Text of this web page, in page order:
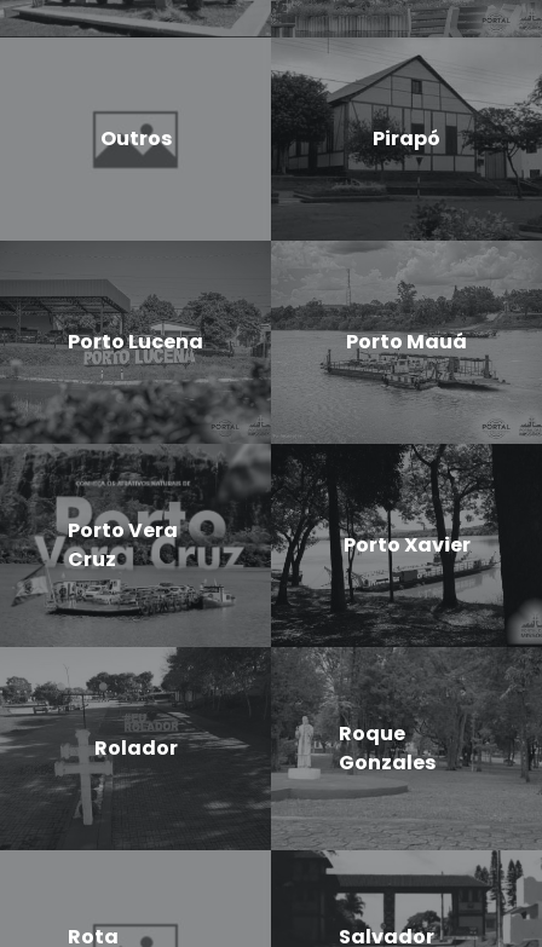
Outros Pirapó
Porto Lucena Porto Mauá
Porto Vera
Cruz
Porto Xavier
Rolador
Roque
Gonzales
Rota Salvador